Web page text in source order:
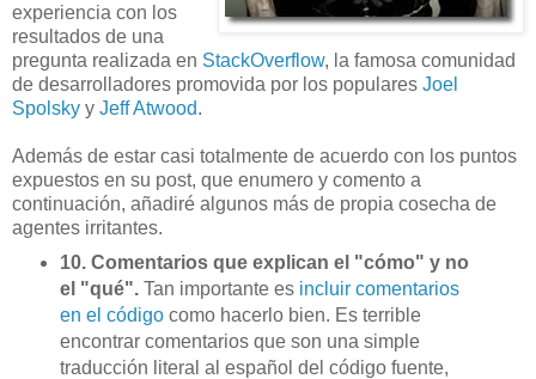
experiencia con los
resultados de una
pregunta realizada en StackOverflow, la famosa comunidad
de desarrolladores promovida por los populares Joel
Spolsky y Jeff Atwood.
Además de estar casi totalmente de acuerdo con los puntos
expuestos en su post, que enumero y comento a
continuación, añadiré algunos más de propia cosecha de
agentes irritantes.
10. Comentarios que explican el "cómo" y no
el "qué".Tan importante es incluir comentarios
en el códigocomo hacerlo bien. Es terrible
encontrar comentarios que son una simple
traducción literal al español del código fuente,